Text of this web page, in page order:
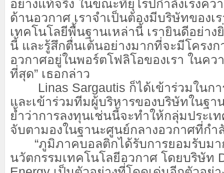
อย่างแท้จริง ในขณะที่ยุโรปกำลังเร่งคว
ด้านอวกาศ เราจำเป็นต้องมีบริษัทของเ
เทคโนโลยีพื้นฐานเหล่านี้ เรายินดีอย่า
นี้ และรู้สึกตื่นเต้นอย่างมากที่จะมีโครง
อวกาศอยู่ในพอร์ตโฟลิโอของเรา ในค
ที่สุด” เธอกล่าว
Linas Sargautis ก็ได้เข้าร่วมในกา
และเข้าร่วมทีมผู้บริหารของบริษัทในฐา
ย้ำว่าการลงทุนเช่นนี้จะทำให้กลุ่มประเ
จับตามองในฐานะศูนย์กลางอวกาศที่กำ
“ภูมิภาคบอลติกได้รับการยอมรับมา
นวัตกรรมเทคโนโลยีอวกาศ โดยบริษัท